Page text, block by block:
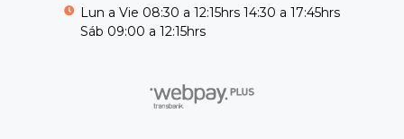
Lun a Vie 08:30 a 12:15hrs 14:30 a 17:45hrs
Sáb 09:00 a 12:15hrs